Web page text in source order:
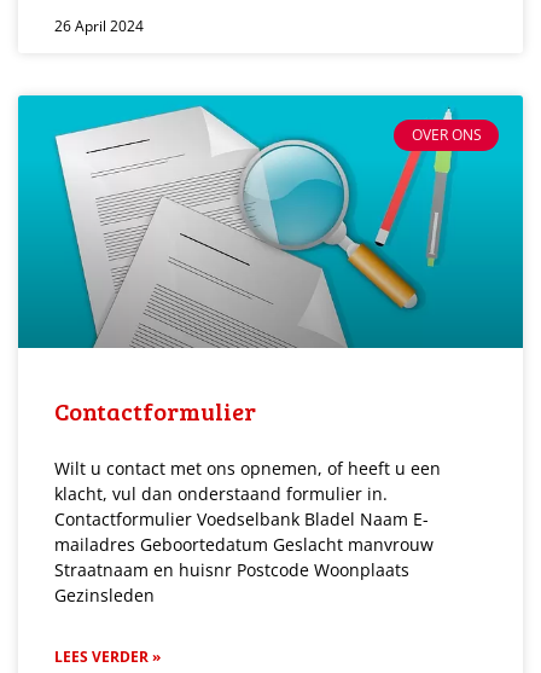
26 April 2024
OVER ONS
Contactformulier
Wilt u contact met ons opnemen, of heeft u een
klacht, vul dan onderstaand formulier in.
Contactformulier Voedselbank Bladel Naam E-
mailadres Geboortedatum Geslacht manvrouw
Straatnaam en huisnr Postcode Woonplaats
Gezinsleden
LEES VERDER »